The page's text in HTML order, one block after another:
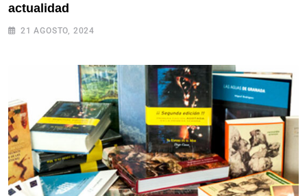
actualidad
21 AGOSTO, 2024